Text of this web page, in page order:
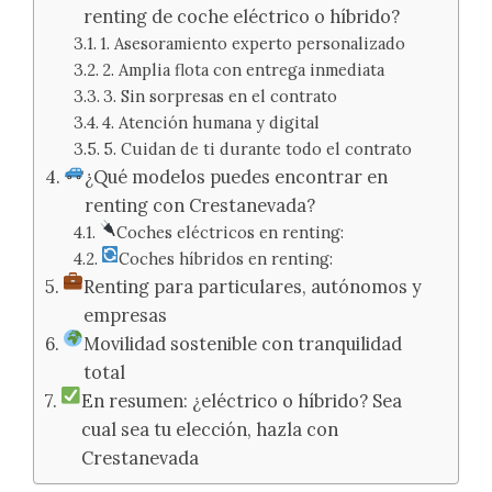
renting de coche eléctrico o híbrido?
1. Asesoramiento experto personalizado
2. Amplia flota con entrega inmediata
3. Sin sorpresas en el contrato
4. Atención humana y digital
5. Cuidan de ti durante todo el contrato
¿Qué modelos puedes encontrar en
renting con Crestanevada?
Coches eléctricos en renting:
Coches híbridos en renting:
Renting para particulares, autónomos y
empresas
Movilidad sostenible con tranquilidad
total
En resumen: ¿eléctrico o híbrido? Sea
cual sea tu elección, hazla con
Crestanevada